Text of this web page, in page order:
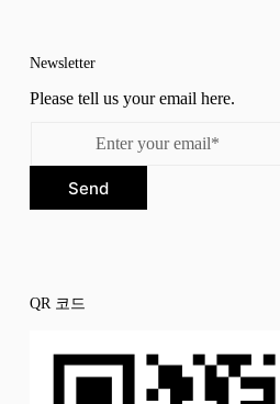
Newsletter
Please tell us your email here.
Send
QR 코드